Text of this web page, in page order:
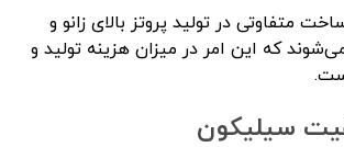
متفاوتی در تولید پروتز بالای زانو و
می‌شوند که این امر در میزان هزینه تولید و
سیلیکون